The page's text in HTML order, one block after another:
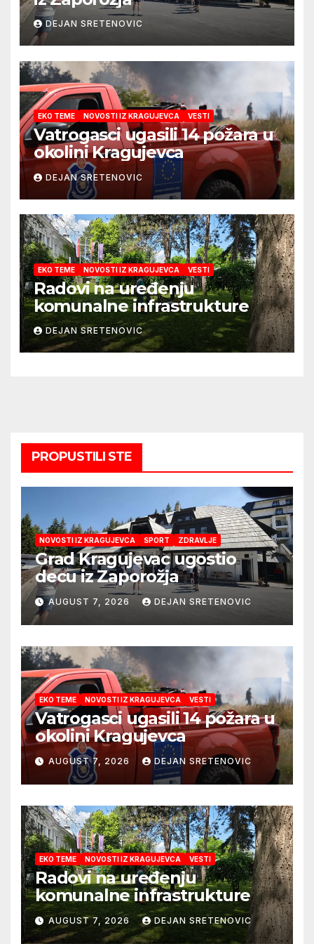
DEJAN SRETENOVIC
EKO TEME NOVOSTI IZ KRAGUJEVCA VESTI
Vatrogasci ugasili 14 požara u
okolini Kragujevca
DEJAN SRETENOVIC
EKO TEME NOVOSTI IZ KRAGUJEVCA VESTI
Radovi na uređenju
komunalne infrastrukture
DEJAN SRETENOVIC
PROPUSTILI STE
NOVOSTI IZ KRAGUJEVCA SPORT ZDRAVLJE
Grad Kragujevac ugostio
decu iz Zaporožja
AUGUST 7, 2026 DEJAN SRETENOVIC
EKO TEME NOVOSTI IZ KRAGUJEVCA VESTI
Vatrogasci ugasili 14 požara u
okolini Kragujevca
AUGUST 7, 2026 DEJAN SRETENOVIC
EKO TEME NOVOSTI IZ KRAGUJEVCA VESTI
Radovi na uređenju
komunalne infrastrukture
AUGUST 7, 2026 DEJAN SRETENOVIC